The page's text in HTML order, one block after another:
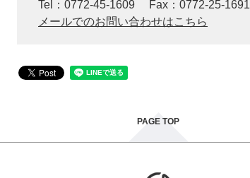
Tel：0772-45-1609
Fax：0772-25-1691
メールでのお問い合わせはこちら
PAGE TOP